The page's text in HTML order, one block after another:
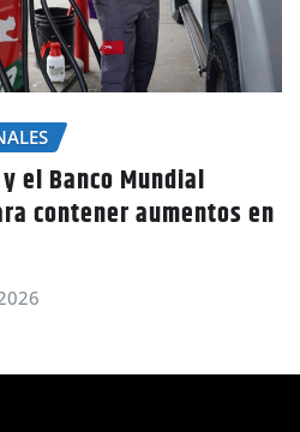
CHOLUTECA ZONA SUR
Canícula agravaría la